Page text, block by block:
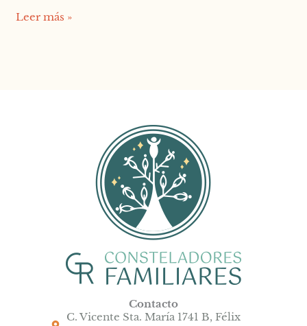
Leer más »
Contacto
C. Vicente Sta. María 1741 B, Félix